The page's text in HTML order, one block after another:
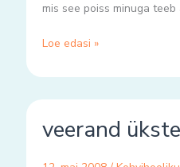
mis see poiss minuga
Loe edasi »
veerand
üksteist.